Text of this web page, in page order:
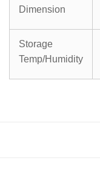
Dimension
Storage
Temp/Humidity